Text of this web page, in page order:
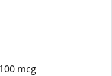
mcg